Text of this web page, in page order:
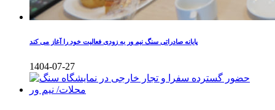
پایانه صادراتی سنگ نیم ور به زودی فعالیت خود را آغاز می کند
1404-07-27